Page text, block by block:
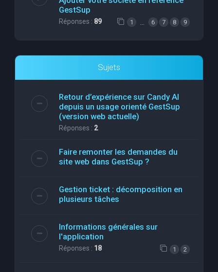
GestSup
Réponses : 89 1 6 7 8 9
Sujets
Retour d’expérience sur Candy AI
depuis un usage orienté GestSup
(version web actuelle)
Réponses : 2
Faire remonter les demandes du
site web dans GestSup ?
Gestion ticket : décomposition en
plusieurs tâches
Informations générales sur
l'application
Réponses : 18 1 2